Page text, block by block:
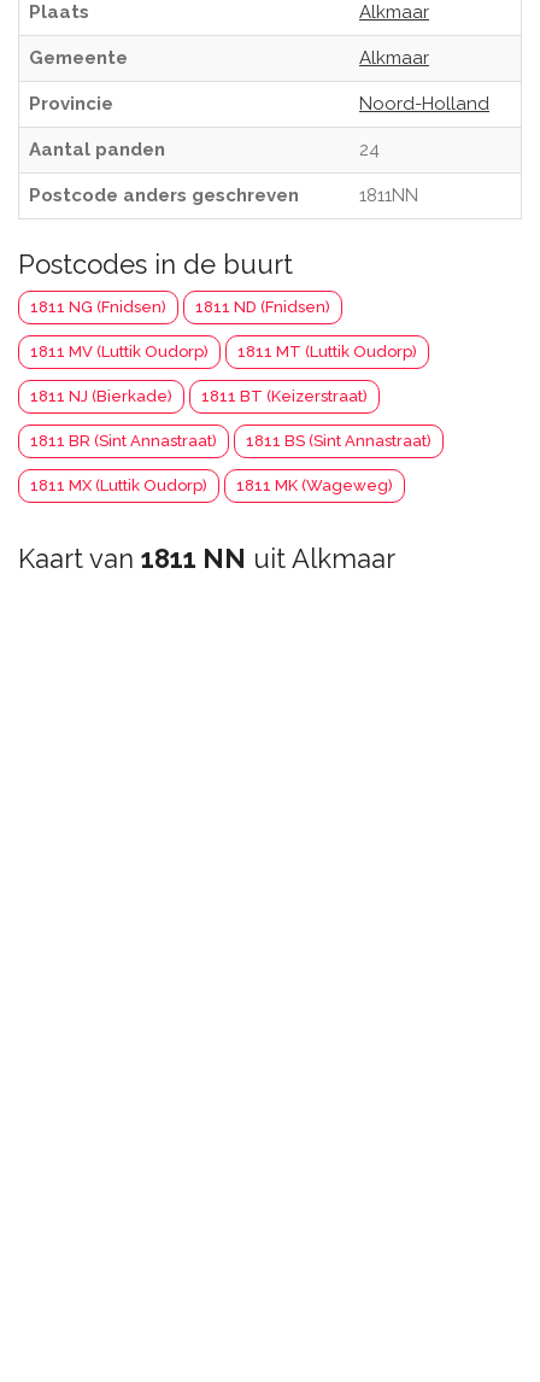
Plaats Alkmaar
Gemeente Alkmaar
Provincie Noord-Holland
Aantal panden 24
Postcode anders geschreven 1811NN
Postcodes in de buurt
1811 NG (Fnidsen) 1811 ND (Fnidsen)
1811 MV (Luttik Oudorp) 1811 MT (Luttik Oudorp)
1811 NJ (Bierkade) 1811 BT (Keizerstraat)
1811 BR (Sint Annastraat) 1811 BS (Sint Annastraat)
1811 MX (Luttik Oudorp) 1811 MK (Wageweg)
Kaart van 1811 NN uit Alkmaar